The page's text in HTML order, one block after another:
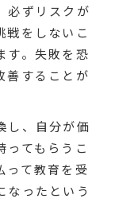
必ずリスクが
戦をしないこ
す。失敗を恐
善することが
し、自分が価
ってもらうこ
って教育を受
なったという